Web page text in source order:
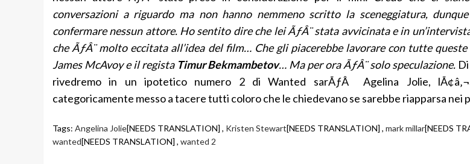
conversazioni a riguardo ma non hanno nemmeno scritto la sceneggiatura,
confermare nessun attore. Ho sentito dire che lei ÃƒÂ¨ stata avvicinata e in
che ÃƒÂ¨ molto eccitata all’idea del film… Che gli piacerebbe lavorare con tutte queste
James McAvoy e il regista Timur Bekmambetov… Ma per ora ÃƒÂ¨ solo speculazione.Di
rivedremo in un ipotetico numero 2 di Wanted sarÃƒÂ Agelina Jolie,
categoricamente messo a tacere tutti coloro che le chiedevano se sarebbe riapparsa nei
Tags: Angelina Jolie[NEEDS TRANSLATION] , Kristen Stewart[NEEDS TRANSLATION] , mark millar[NEEDS
wanted[NEEDS TRANSLATION] , wanted 2